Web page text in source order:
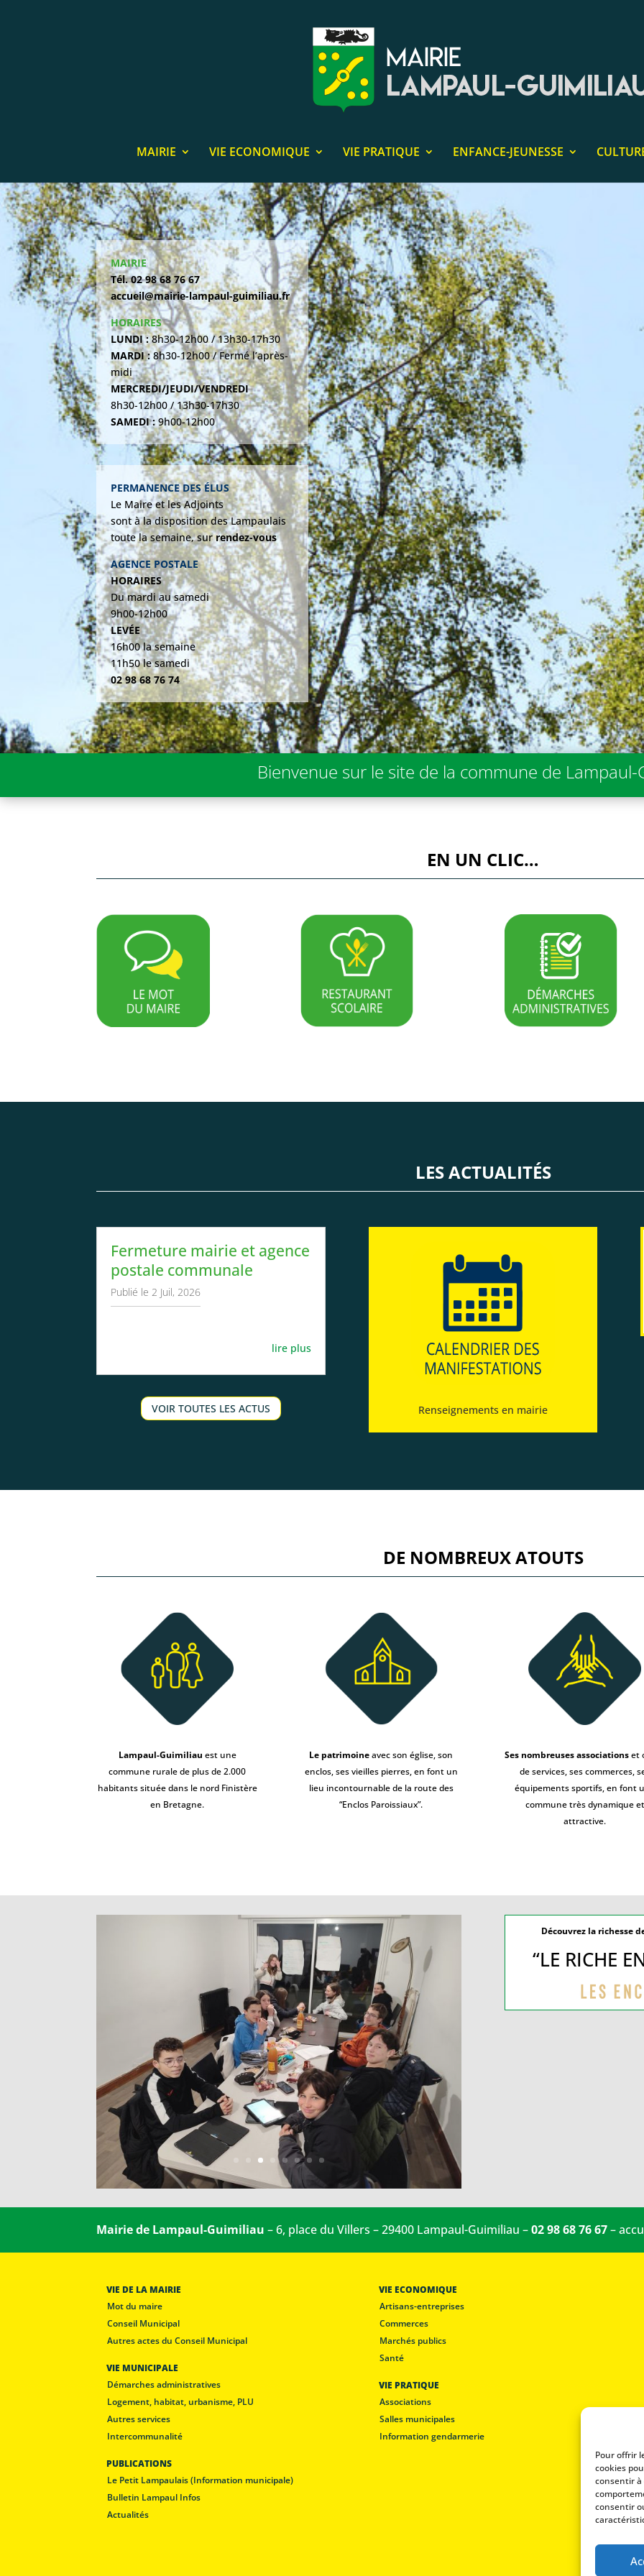
Pour offrir
cookies
consentir à
consentir
MAIRIE VIE ECONOMIQUE VIE PRATIQUE ENFANCE-JEUNESSE
MAIRIE
Tél. 02 98 68 76 67
accueil@mairie-lampaul-guimiliau.fr
HORAIRES
LUNDI :8h30-12h00 / 13h30-17h30
MARDI :8h30-12h00 / Fermé l’après-
midi
MERCREDI/JEUDI/VENDREDI
8h30-12h00 / 13h30-17h30
SAMEDI :9h00-12h00
PERMANENCE DES ÉLUS
Le Maire et les Adjoints
sont à la disposition des Lampaulais
toute la semaine, surrendez-vous
AGENCE POSTALE
HORAIRES
Du mardi au samedi
9h00-12h00
LEVÉE
16h00 la semaine
11h50 le samedi
02 98 68 76 74
Bienvenue sur le site de la commune de Lampaul-
EN UN CLIC…
LES ACTUALITÉS
Fermeture mairie et agence
postale communale
2 Juil, 2026
lire plus
VOIR TOUTES LES ACTUS Renseignements en mairie
DE NOMBREUX ATOUTS
Lampaul-Guimiliau est une
commune rurale de plus de 2.000
habitants située dans le nord Finistère
en Bretagne.
Le patrimoineavec son église, son
enclos, ses vieilles pierres, en font un
lieu incontournable de la route des
“Enclos Paroissiaux”.
Ses nombreuses associationset
de services, ses commerces,
équipements sportifs, en font
commune très dynamique et
attractive.
Découvrez la richesse
“LE RICHE
Mairie de Lampaul-Guimiliau – 6, place du Villers – 29400 Lampaul-Guimiliau –
Mot du maire
Conseil Municipal
Intercommunalité
Artisans-entreprises
Commerces
Santé